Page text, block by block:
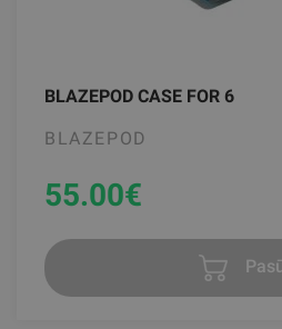
BLAZEPOD CASE FOR 6
BLAZEPOD
55.00€